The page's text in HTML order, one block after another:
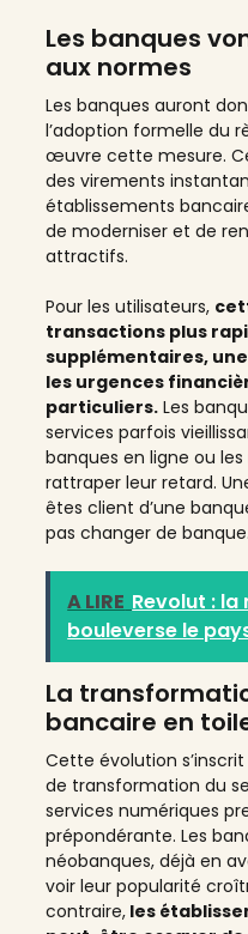
Les banques
aux normes
Les banques auront
l’adoption formelle du
œuvre cette mesure.
des virements
établissements
de moderniser et de
attractifs.
Pour les utilisateurs,
transactions plus
supplémentaires,
les urgences
particuliers. Les
services parfois
banques en ligne ou
rattraper leur retard.
êtes client d’une
pas changer de banque.
A LIRE Revolut :
bouleverse le
La
bancaire en
Cette évolution
de transformation du
services numériques
prépondérante. Les
néobanques, déjà en
voir leur popularité
contraire, les